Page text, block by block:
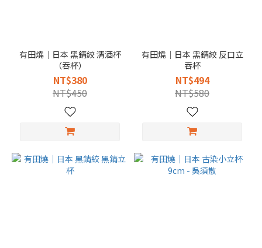
有田燒｜日本 黑錆絞 清酒杯
（吞杯）
NT$380
NT$450
有田燒｜日本 黑錆絞 反口立
吞杯
NT$494
NT$580